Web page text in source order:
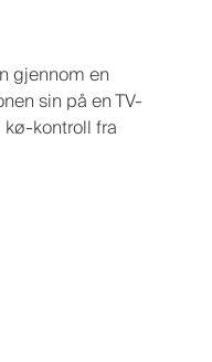
gjennom en
sin på en TV-
kontroll fra